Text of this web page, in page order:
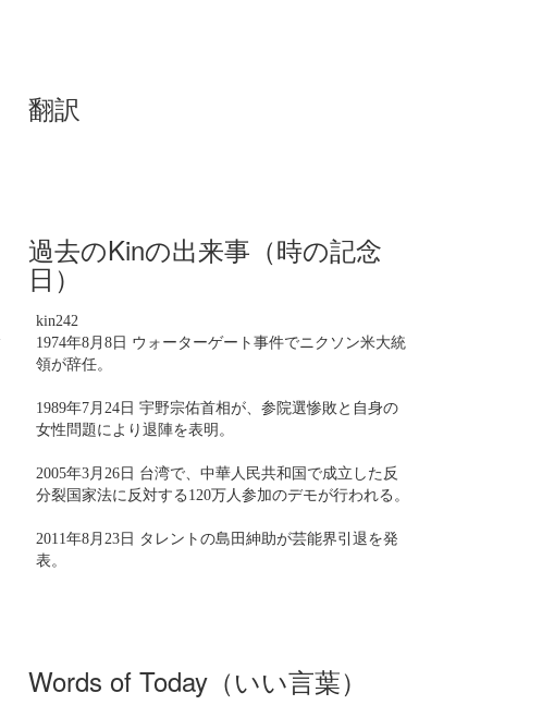
翻訳
過去のKinの出来事（時の記念
日）
kin242
1974年8月8日 ウォーターゲート事件でニクソン米大統
領が辞任。
1989年7月24日 宇野宗佑首相が、参院選惨敗と自身の
女性問題により退陣を表明。
2005年3月26日 台湾で、中華人民共和国で成立した反
分裂国家法に反対する120万人参加のデモが行われる。
2011年8月23日 タレントの島田紳助が芸能界引退を発
表。
Words of Today（いい言葉）